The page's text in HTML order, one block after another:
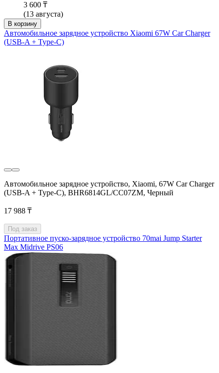
3 600 ₸
(13 августа)
В корзину
Автомобильное зарядное устройство Xiaomi 67W Car Charger
(USB-A + Type-C)
Автомобильное зарядное устройство, Xiaomi, 67W Car Charger
(USB-A + Type-C), BHR6814GL/CC07ZM, Черный
17 988 ₸
Под заказ
Портативное пуско-зарядное устройство 70mai Jump Starter
Max Midrive PS06